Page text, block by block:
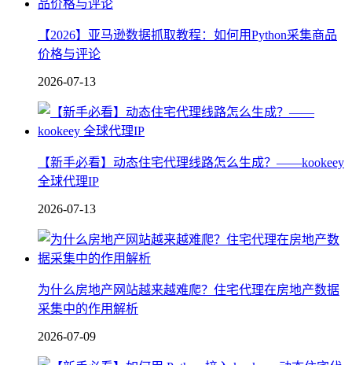
【2026】亚马逊数据抓取教程：如何用Python采集商品
价格与评论
2026-07-13
【新手必看】动态住宅代理线路怎么生成？——kookeey
全球代理IP
2026-07-13
为什么房地产网站越来越难爬？住宅代理在房地产数据
采集中的作用解析
2026-07-09